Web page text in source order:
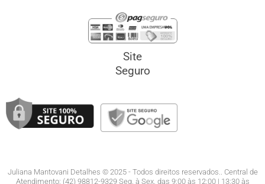
Site
Seguro
Juliana Mantovani Detalhes © 2025 - Todos direitos reservados.. Central de
Atendimento: (42) 98812-9329 Seg. à Sex. das 9:00 às 12:00 | 13:30 às